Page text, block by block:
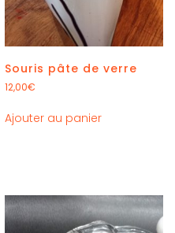
Souris pâte de verre
12,00€
Ajouter au panier